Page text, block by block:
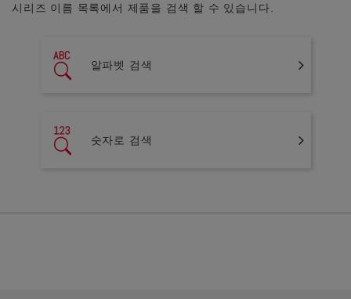
시리즈 이름 목록에서 제품을 검색 할 수 있습니다.
알파벳 검색
숫자로 검색